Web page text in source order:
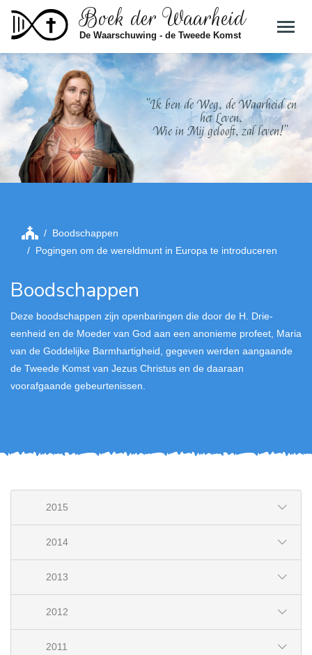
Skip to main contentBoek der Waarheid
De Waarschuwing - de Tweede Komst
"Ik ben de Weg, de Waarheid en
het Leven.
Wie in Mij gelooft, zal leven!"
Boodschappen
Pogingen om de wereldmunt in Europa te introduceren
Boodschappen
Deze boodschappen zijn openbaringen die door de H. Drie-
eenheid en de Moeder van God aan een anonieme profeet, Maria
van de Goddelijke Barmhartigheid, gegeven werden aangaande
de Tweede Komst van Jezus Christus en de daaraan
voorafgaande gebeurtenissen.
2015
2014
2013
2012
2011